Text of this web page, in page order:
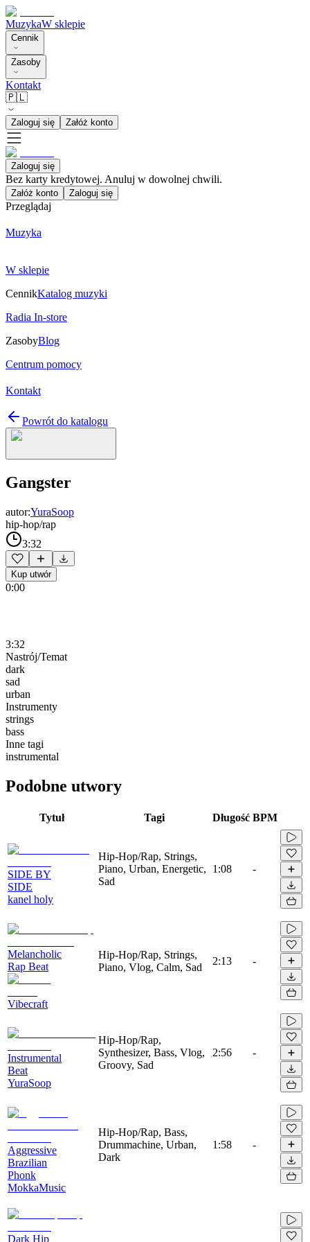
MuzykaW sklepie
Cennik
Zasoby
Kontakt
🇵🇱
Zaloguj się Załóż konto
Zaloguj się
Bez karty kredytowej. Anuluj w dowolnej chwili.
Załóż konto Zaloguj się
Przeglądaj
Muzyka
W sklepie
CennikKatalog muzyki
Radia In-store
ZasobyBlog
Centrum pomocy
Kontakt
Powrót do katalogu
Gangster
autor:YuraSoop
hip-hop/rap
3:32
Kup utwór
0:00
3:32
Nastrój/Temat
dark
sad
urban
Instrumenty
strings
bass
Inne tagi
instrumental
Podobne utwory
Tytuł Tagi Długość BPM
SIDE BY
SIDE
kanel holy
Hip-Hop/Rap, Strings,
Piano, Urban, Energetic,
Sad
1:08 -
Melancholic
Rap Beat
Vibecraft
Hip-Hop/Rap, Strings,
Piano, Vlog, Calm, Sad
2:13 -
Instrumental
Beat
YuraSoop
Hip-Hop/Rap,
Synthesizer, Bass, Vlog,
Groovy, Sad
2:56 -
Aggressive
Brazilian
Phonk
MokkaMusic
Hip-Hop/Rap, Bass,
Drummachine, Urban,
Dark
1:58 -
Dark Hip